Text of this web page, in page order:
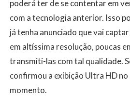
poderá ter de se contentar em
com a tecnologia anterior. Isso
já tenha anunciado que vai
em altíssima resolução, poucas
transmiti-las com tal qualidade.
confirmou a exibição Ultra HD
momento.